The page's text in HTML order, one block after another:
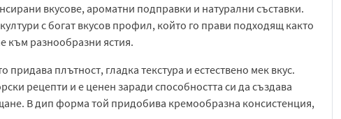
вкусове, ароматни подправки и натурални съставки.
с богат вкусов профил, който го прави подходящ както
към разнообразни ястия.
плътност, гладка текстура и естествено мек вкус.
рецепти и е ценен заради способността си да създава
В дип форма той придобива кремообразна консистенция,